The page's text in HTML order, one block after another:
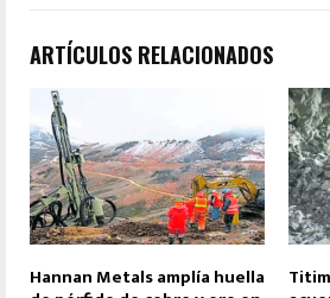
ARTÍCULOS RELACIONADOS
Hannan Metals amplía huella